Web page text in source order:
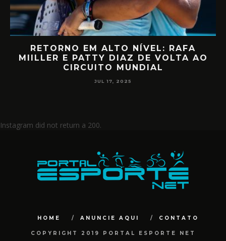
RETORNO EM ALTO NÍVEL: RAFA
MIILLER E PATTY DIAZ DE VOLTA AO
CIRCUITO MUNDIAL
JUL 17, 2025
Instagram did not return a 200.
HOME ANUNCIE AQUI CONTATO
COPYRIGHT 2019 PORTAL ESPORTE NET